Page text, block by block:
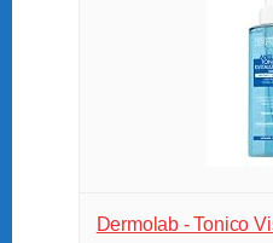
Dermolab - Tonico